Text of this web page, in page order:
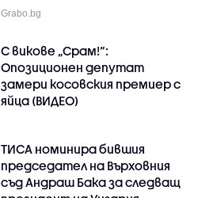
Grabo.bg
С викове „Срам!“:
Опозиционен депутат
замери косовския премиер с
яйца (ВИДЕО)
ТИСА номинира бившия
председател на Върховния
съд Андраш Бака за следващ